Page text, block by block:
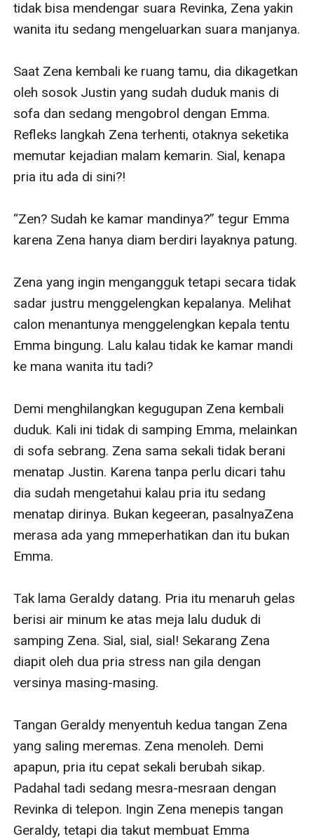
tidak bisa mendengar suara Revinka, Zena yakin
wanita itu sedang mengeluarkan suara manjanya.
Saat Zena kembali ke ruang tamu, dia dikagetkan
oleh sosok Justin yang sudah duduk manis di
sofa dan sedang mengobrol dengan Emma.
Refleks langkah Zena terhenti, otaknya seketika
memutar kejadian malam kemarin. Sial, kenapa
pria itu ada di sini?!
“Zen? Sudah ke kamar mandinya?” tegur Emma
karena Zena hanya diam berdiri layaknya patung.
Zena yang ingin mengangguk tetapi secara tidak
sadar justru menggelengkan kepalanya. Melihat
calon menantunya menggelengkan kepala tentu
Emma bingung. Lalu kalau tidak ke kamar mandi
ke mana wanita itu tadi?
Demi menghilangkan kegugupan Zena kembali
duduk. Kali ini tidak di samping Emma, melainkan
di sofa sebrang. Zena sama sekali tidak berani
menatap Justin. Karena tanpa perlu dicari tahu
dia sudah mengetahui kalau pria itu sedang
menatap dirinya. Bukan kegeeran, pasalnyaZena
merasa ada yang mmeperhatikan dan itu bukan
Emma.
Tak lama Geraldy datang. Pria itu menaruh gelas
berisi air minum ke atas meja lalu duduk di
samping Zena. Sial, sial, sial! Sekarang Zena
diapit oleh dua pria stress nan gila dengan
versinya masing-masing.
Tangan Geraldy menyentuh kedua tangan Zena
yang saling meremas. Zena menoleh. Demi
apapun, pria itu cepat sekali berubah sikap.
Padahal tadi sedang mesra-mesraan dengan
Revinka di telepon. Ingin Zena menepis tangan
Geraldy, tetapi dia takut membuat Emma